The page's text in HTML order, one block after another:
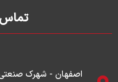
تماس
اصفهان - شهرک